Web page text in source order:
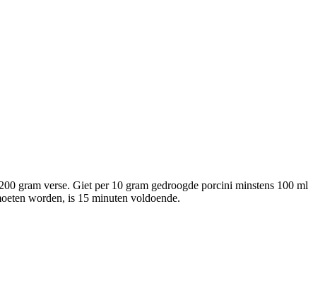
gram verse. Giet per 10 gram gedroogde porcini minstens 100 ml
worden, is 15 minuten voldoende.